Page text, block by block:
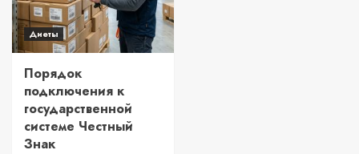
Диеты
Порядок
подключения к
государственной
системе Честный
Знак